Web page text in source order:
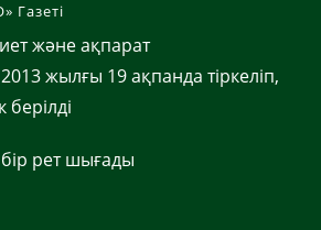
Газеті
және ақпарат
жылғы 19 ақпанда тіркеліп,
берілді
рет шығады